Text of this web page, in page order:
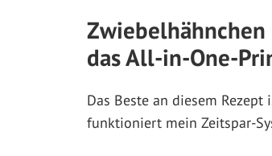
das All-in-One-
Das Beste an diesem
funktioniert mein Zeitspar-